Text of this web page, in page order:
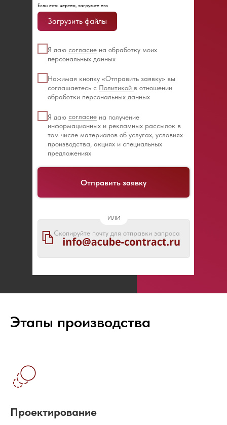
Скопируйте почту для отправки запроса
или
Если есть чертеж, загрузите его
Загрузить файлы
Я даю согласие на обработку моих
персональных данных
Нажимая кнопку «Отправить заявку» вы
соглашаетесь с Политикой в отношении
обработки персональных данных
Я даю согласие на получение
информационных и рекламных рассылок в
том числе материалов об услугах, условиях
производства, акциях и специальных
предложениях
Отправить заявку
Этапы производства
Проектирование